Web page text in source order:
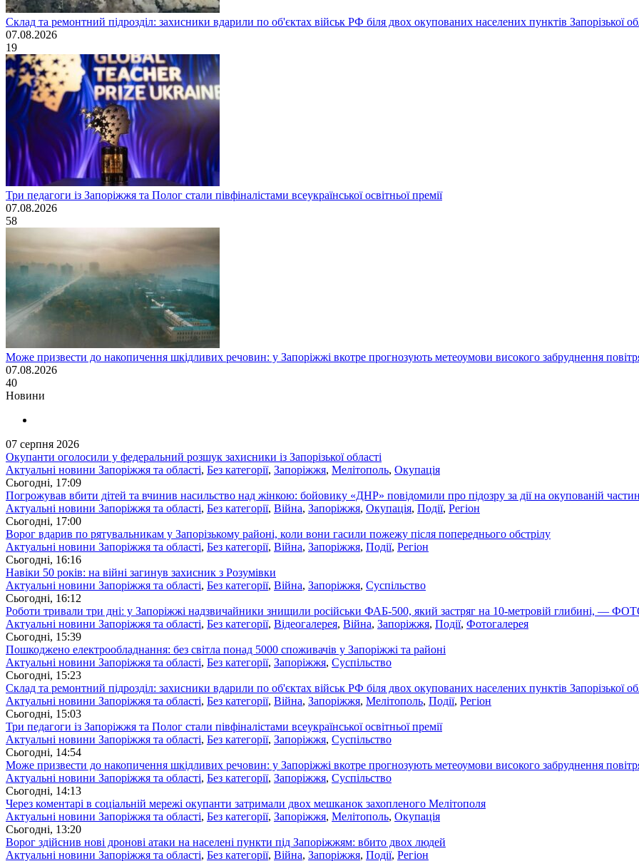
Склад та ремонтний підрозділ: захисники вдарили по об'єктах військ РФ біля двох окупованих населених пунктів Запорізької
07.08.2026
19
Три педагоги із Запоріжжя та Полог стали півфіналістами всеукраїнської освітньої премії
07.08.2026
58
Може призвести до накопичення шкідливих речовин: у Запоріжжі вкотре прогнозують метеоумови високого забруднення
07.08.2026
40
Новини
07 серпня 2026
Окупанти оголосили у федеральний розшук захисники із Запорізької області
Актуальні новини Запоріжжя та області, Без категорії, Запоріжжя, Мелітополь, Окупація
Сьогоднi, 17:09
Погрожував вбити дітей та вчинив насильство над жінкою: бойовику «ДНР» повідомили про підозру за дії на окупованій частині
Актуальні новини Запоріжжя та області, Без категорії, Війна, Запоріжжя, Окупація, Події, Регіон
Сьогоднi, 17:00
Ворог вдарив по рятувальникам у Запорізькому районі, коли вони гасили пожежу після попереднього обстрілу
Актуальні новини Запоріжжя та області, Без категорії, Війна, Запоріжжя, Події, Регіон
Сьогоднi, 16:16
Навіки 50 років: на війні загинув захисник з Розумівки
Актуальні новини Запоріжжя та області, Без категорії, Війна, Запоріжжя, Суспільство
Сьогоднi, 16:12
Роботи тривали три дні: у Запоріжжі надзвичайники знищили російськи ФАБ-500, який застряг на 10-метровій глибині, —
Актуальні новини Запоріжжя та області, Без категорії, Відеогалерея, Війна, Запоріжжя, Події, Фотогалерея
Сьогоднi, 15:39
Пошкоджено електрообладнання: без світла понад 5000 споживачів у Запоріжжі та районі
Актуальні новини Запоріжжя та області, Без категорії, Запоріжжя, Суспільство
Сьогоднi, 15:23
Склад та ремонтний підрозділ: захисники вдарили по об'єктах військ РФ біля двох окупованих населених пунктів Запорізької
Актуальні новини Запоріжжя та області, Без категорії, Війна, Запоріжжя, Мелітополь, Події, Регіон
Сьогоднi, 15:03
Три педагоги із Запоріжжя та Полог стали півфіналістами всеукраїнської освітньої премії
Актуальні новини Запоріжжя та області, Без категорії, Запоріжжя, Суспільство
Сьогоднi, 14:54
Може призвести до накопичення шкідливих речовин: у Запоріжжі вкотре прогнозують метеоумови високого забруднення
Актуальні новини Запоріжжя та області, Без категорії, Запоріжжя, Суспільство
Сьогоднi, 14:13
Через коментарі в соціальній мережі окупанти затримали двох мешканок захопленого Мелітополя
Актуальні новини Запоріжжя та області, Без категорії, Запоріжжя, Мелітополь, Окупація
Сьогоднi, 13:20
Ворог здійснив нові дронові атаки на населені пункти під Запоріжжям: вбито двох людей
Актуальні новини Запоріжжя та області, Без категорії, Війна, Запоріжжя, Події, Регіон